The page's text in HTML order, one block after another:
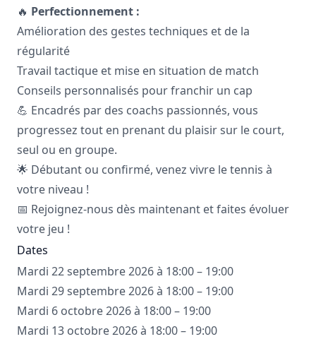
🔥 Perfectionnement :
Amélioration des gestes techniques et de la
régularité
Travail tactique et mise en situation de match
Conseils personnalisés pour franchir un cap
💪 Encadrés par des coachs passionnés, vous
progressez tout en prenant du plaisir sur le court,
seul ou en groupe.
🌟 Débutant ou confirmé, venez vivre le tennis à
votre niveau !
📅 Rejoignez-nous dès maintenant et faites évoluer
votre jeu !
Dates
Mardi 22 septembre 2026 à 18:00 – 19:00
Mardi 29 septembre 2026 à 18:00 – 19:00
Mardi 6 octobre 2026 à 18:00 – 19:00
Mardi 13 octobre 2026 à 18:00 – 19:00